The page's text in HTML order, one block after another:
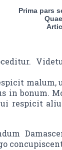
Prima pars
malum,
in bonum.
respicit